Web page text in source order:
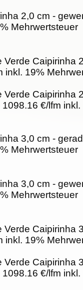
2,0 cm -
Mehrwertsteuer
Verde Caipirinha
inkl. 19%
Verde Caipirinha
€/lfm inkl.
3,0 cm -
Mehrwertsteuer
3,0 cm -
Mehrwertsteuer
Verde Caipirinha
inkl. 19%
Verde Caipirinha
€/lfm inkl.